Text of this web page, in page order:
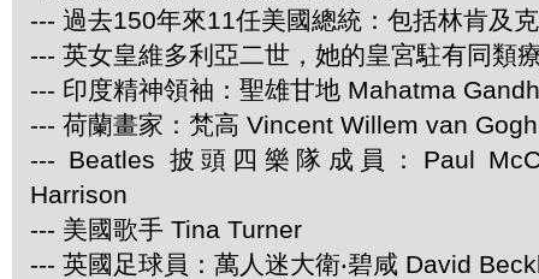
--- 過去150年來11任美國總統：包括林肯及
--- 英女皇維多利亞二世，她的皇宮駐有同類
--- 印度精神領袖：聖雄甘地 Mahatma
--- 荷蘭畫家：梵高 Vincent Willem van Gogh
--- Beatles 披頭四樂隊成員：Paul
Harrison
--- 美國歌手 Tina Turner
--- 英國足球員：萬人迷大衛‧碧咸 David